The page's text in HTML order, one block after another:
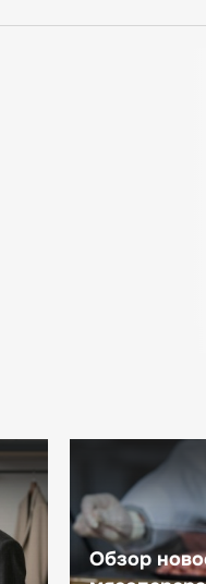
Обзор